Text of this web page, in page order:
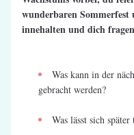
wunderbaren
innehalten und dich
Was kann in der
gebracht werden?
Was lässt sich